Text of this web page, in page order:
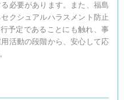
必要があります。また、福島
クシュアルハラスメント防止
予定であることにも触れ、事
活動の段階から、安心して応